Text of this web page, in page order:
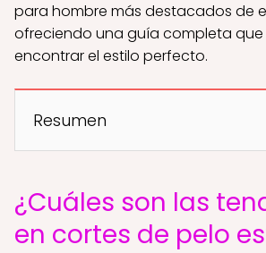
para hombre más destacados de
ofreciendo una guía completa
encontrar el estilo perfecto.
Resumen
¿Cuáles son las
en cortes de pelo